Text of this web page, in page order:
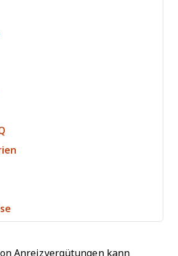
Anreizvergütungen kann